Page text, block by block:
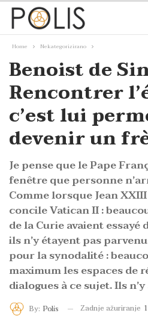
Home Nekategorizirano
Benoist de
Rencontrer
c’est lui
devenir un
Je pense que le Pape
fenêtre que personne
Comme lorsque Jean
concile Vatican II :
de la Curie avaient
ils n’y étayent pas
pour la synodalité :
maximum les espaces de
dialogues à ce sujet. Ils
By: Polis Zadnje ažuriranje